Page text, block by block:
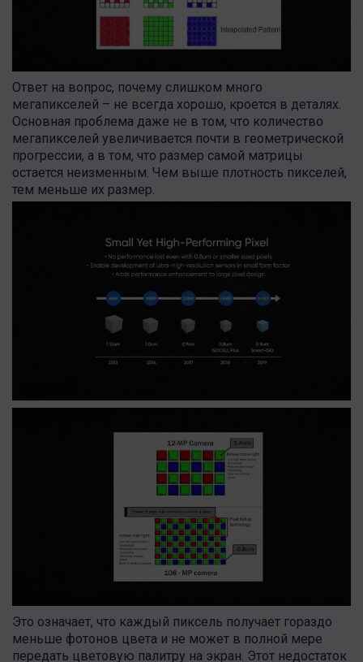
Ответ на вопрос, почему слишком много
мегапикселей – не всегда хорошо, кроется в деталях.
Основная проблема даже не в том, что количество
мегапикселей увеличивается почти в геометрической
прогрессии, а в том, что размер самой матрицы
остается неизменным. Чем выше плотность пикселей,
тем меньше их размер.
Это означает, что каждый пиксель получает гораздо
меньше фотонов цвета и не может в полной мере
передать цветовую палитру на экран. Этот недостаток